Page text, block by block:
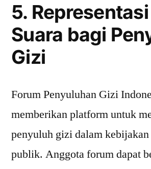
5.
Suara bagi
Gizi
Forum Penyuluhan Gizi
memberikan platform untuk
penyuluh gizi dalam kebijakan
publik. Anggota forum dapat